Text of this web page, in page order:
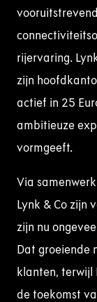
rijervaring.
zijn
actief in 25
ambitieuze
vormgeeft.
Via
Lynk & Co zijn
zijn nu
Dat groeiende
klanten, terwijl
de toekomst